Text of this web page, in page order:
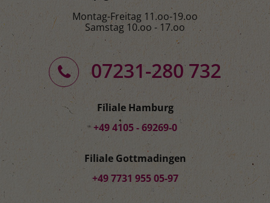
Montag-Freitag 11.oo-19.oo
Samstag 10.oo - 17.oo
07231-280 732
Filiale Hamburg
+49 4105 - 69269-0
Filiale Gottmadingen
+49 7731 955 05-97